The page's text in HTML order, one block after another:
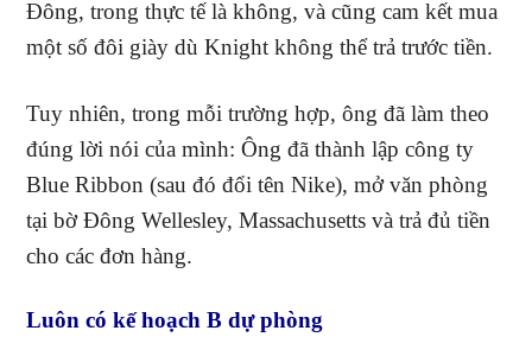
Đông, trong thực tế là không, và cũng cam kết mua
một số đôi giày dù Knight không thể trả trước tiền.
Tuy nhiên, trong mỗi trường hợp, ông đã làm theo
đúng lời nói của mình: Ông đã thành lập công ty
Blue Ribbon (sau đó đổi tên Nike), mở văn phòng
tại bờ Đông Wellesley, Massachusetts và trả đủ tiền
cho các đơn hàng.
Luôn có kế hoạch B dự phòng